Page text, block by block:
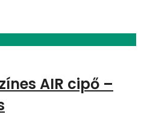
AIR cipő –